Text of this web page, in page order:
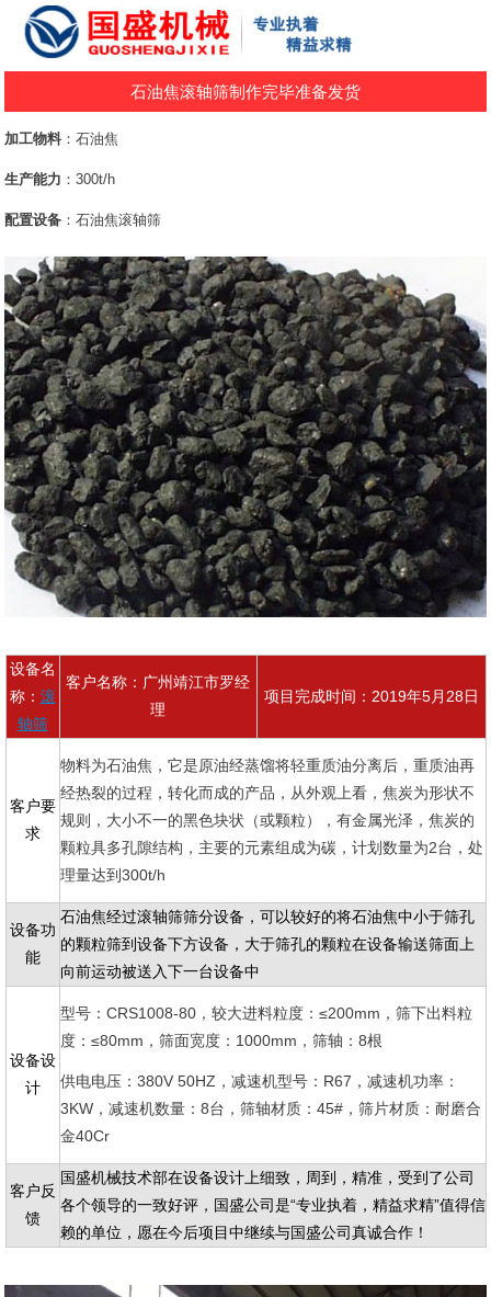
石油焦滚轴筛制作完毕准备发货
加工物料：石油焦
生产能力 ：300t/h
配置设备 ：石油焦滚轴筛
设备名
称： 滚
轴筛
客户名称：广州靖江市罗经
理
项目完成时间：2019年5月28日
客户要
求
物料为石油焦，它是原油经蒸馏将轻重质油分离后，重质油再
经热裂的过程，转化而成的产品，从外观上看，焦炭为形状不
规则，大小不一的黑色块状（或颗粒），有金属光泽，焦炭的
颗粒具多孔隙结构，主要的元素组成为碳，计划数量为2台，处
理量达到300t/h
设备功
能
石油焦经过滚轴筛筛分设备，可以较好的将石油焦中小于筛孔
的颗粒筛到设备下方设备，大于筛孔的颗粒在设备输送筛面上
向前运动被送入下一台设备中
设备设
计
型号：CRS1008-80， 较大进料粒度：≤200mm，筛下出料粒
度：≤80mm，筛面宽度：1000mm，筛轴：8根
供电电压：380V 50HZ，减速机型号：R67，减速机功率：
3KW，减速机数量：8台，筛轴材质：45#，筛片材质：耐磨合
金40Cr
客户反
馈
国盛机械技术部在设备设计上细致，周到，精准，受到了公司
各个领导的一致好评，国盛公司是“专业执着，精益求精”值得信
赖的单位，愿在今后项目中继续与国盛公司真诚合作！